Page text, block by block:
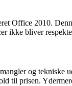
Office 2010.
ikke bliver
og
til prisen.